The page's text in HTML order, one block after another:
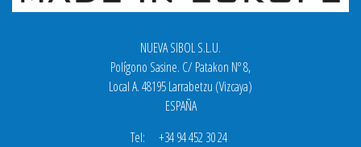
NUEVA SIBOL S.L.U.
Polígono Sasine. C/ Patakon Nº 8,
Local A. 48195 Larrabetzu (Vizcaya)
ESPAÑA
Tel: +34 94 452 30 24